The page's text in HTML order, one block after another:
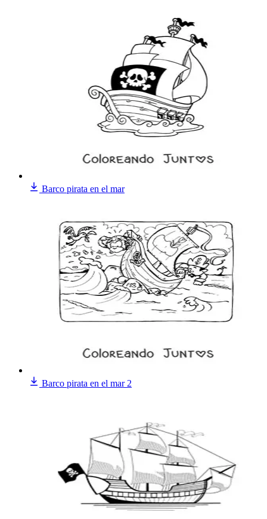
Barco pirata en el mar
Barco pirata en el mar 2